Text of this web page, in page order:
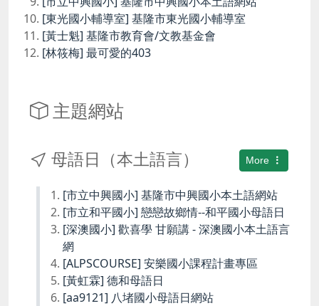
[東光國小輔導室] 基隆市東光國小輔導室
[黃士魁] 基隆市教育會/文教基金會
[林筱梅] 最可愛的403
主題網站
More
母語日（本土語言）
[市立中興國小] 基隆市中興國小本土語網站
[市立和平國小] 戀戀故鄉情--和平國小母語日
[深澳國小] 歡喜學 甘願講 - 深澳國小本土語言
網
[ALPSCOURSE] 安樂國小課程計畫專區
[黃虹霖] 德和母語日
[aa9121] 八堵國小母語日網站